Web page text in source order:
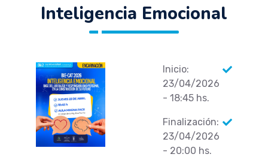
Inteligencia Emocional
Inicio:
23/04/2026
- 18:45 hs.
Finalización:
23/04/2026
- 20:00 hs.